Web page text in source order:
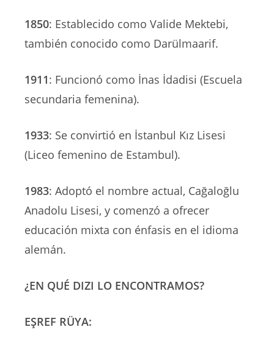
1850: Establecido como Valide Mektebi,
también conocido como Darülmaarif.
1911: Funcionó como İnas İdadisi (Escuela
secundaria femenina).
1933: Se convirtió en İstanbul Kız Lisesi
(Liceo femenino de Estambul).
1983: Adoptó el nombre actual, Cağaloğlu
Anadolu Lisesi, y comenzó a ofrecer
educación mixta con énfasis en el idioma
alemán.
¿EN QUÉ DIZI LO ENCONTRAMOS?
EŞREF RÜYA: